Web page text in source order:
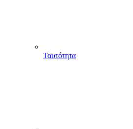
Ταυτότητα